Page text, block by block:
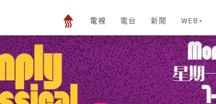
電視 電台 新聞 WEB+